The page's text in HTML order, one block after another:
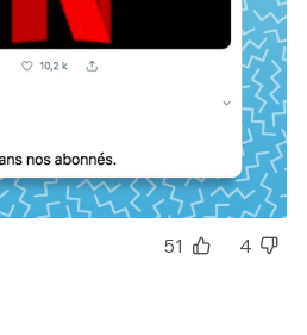
51 4